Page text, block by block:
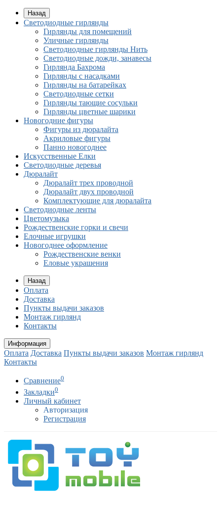
Назад
Светодиодные гирлянды
Гирлянды для помещений
Уличные гирлянды
Светодиодные гирлянды Нить
Светодиодные дожди, занавесы
Гирлянда Бахрома
Гирлянды с насадками
Гирлянды на батарейках
Светодиодные сетки
Гирлянды тающие сосульки
Гирлянды цветные шарики
Новогодние фигуры
Фигуры из дюралайта
Акриловые фигуры
Панно новогоднее
Искусственные Елки
Светодиодные деревья
Дюралайт
Дюралайт трех проводной
Дюралайт двух проводной
Комплектующие для дюралайта
Cветодиодные ленты
Цветомузыка
Рождественские горки и свечи
Елочные игрушки
Новогоднее оформление
Рождественские венки
Еловые украшения
Назад
Оплата
Доставка
Пункты выдачи заказов
Монтаж гирлянд
Контакты
Информация
Оплата Доставка Пункты выдачи заказов Монтаж гирлянд
Контакты
Сравнение0
Закладки0
Личный кабинет
Авторизация
Регистрация